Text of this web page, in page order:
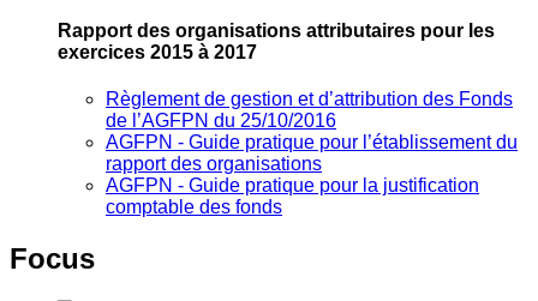
Rapport des organisations attributaires pour les
exercices 2015 à 2017
Règlement de gestion et d’attribution des Fonds
de l’AGFPN du 25/10/2016
AGFPN ‐ Guide pratique pour l’établissement du
rapport des organisations
AGFPN ‐ Guide pratique pour la justification
comptable des fonds
Focus